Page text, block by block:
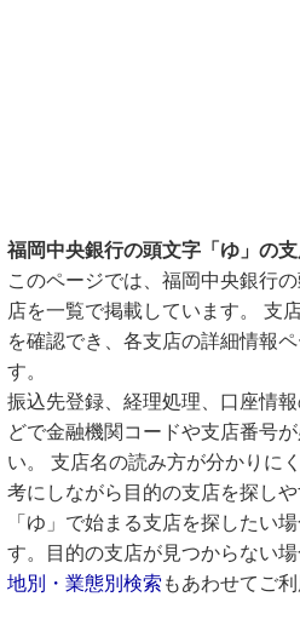
福岡中央銀行の頭文字「ゆ」の
このページでは、福岡中央銀行
店を一覧で掲載しています。 支
を確認でき、各支店の詳細情報
す。
振込先登録、経理処理、口座情
どで金融機関コードや支店番号
い。 支店名の読み方が分かりに
考にしながら目的の支店を探しや
「ゆ」で始まる支店を探したい
す。目的の支店が見つからない場
地別・業態別検索 もあわせてご利